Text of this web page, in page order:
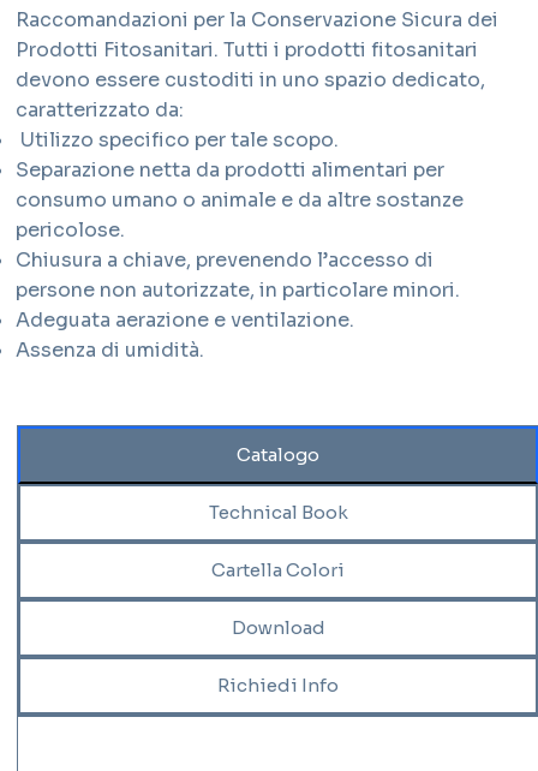
Raccomandazioni per la Conservazione Sicura dei
Prodotti Fitosanitari. Tutti i prodotti fitosanitari
devono essere custoditi in uno spazio dedicato,
caratterizzato da:
Utilizzo specifico per tale scopo.
Separazione netta da prodotti alimentari per
consumo umano o animale e da altre sostanze
pericolose.
Chiusura a chiave, prevenendo l’accesso di
persone non autorizzate, in particolare minori.
Adeguata aerazione e ventilazione.
Assenza di umidità.
Catalogo
Technical Book
Cartella Colori
Download
Richiedi Info